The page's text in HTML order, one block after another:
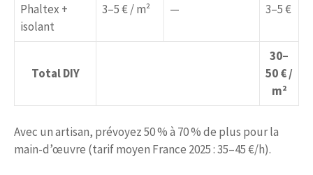
Phaltex +
isolant
3–5 € / m² — 3–5 €
Total DIY
30–
50 € /
m²
Avec un artisan, prévoyez 50 % à 70 % de plus pour la
main-d’œuvre (tarif moyen France 2025 : 35–45 €/h).